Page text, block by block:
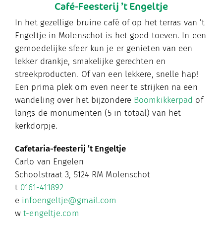
Café-Feesterij ’t Engeltje
In het gezellige bruine café of op het terras van ’t
Engeltje in Molenschot is het goed toeven. In een
gemoedelijke sfeer kun je er genieten van een
lekker drankje, smakelijke gerechten en
streekproducten. Of van een lekkere, snelle hap!
Een prima plek om even neer te strijken na een
wandeling over het bijzondere Boomkikkerpad of
langs de monumenten (5 in totaal) van het
kerkdorpje.
Cafetaria-feesterij ’t Engeltje
Carlo van Engelen
Schoolstraat 3, 5124 RM Molenschot
t 0161-411892
e infoengeltje@gmail.com
wt-engeltje.com